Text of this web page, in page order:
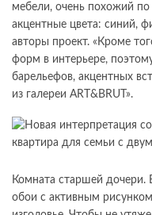
мебели, очень похожий по
акцентные цвета: синий,
авторы проект. «Кроме
форм в интерьере,
барельефов, акцентных
из галереи ART&BRUT».
Комната старшей дочери.
обои с активным